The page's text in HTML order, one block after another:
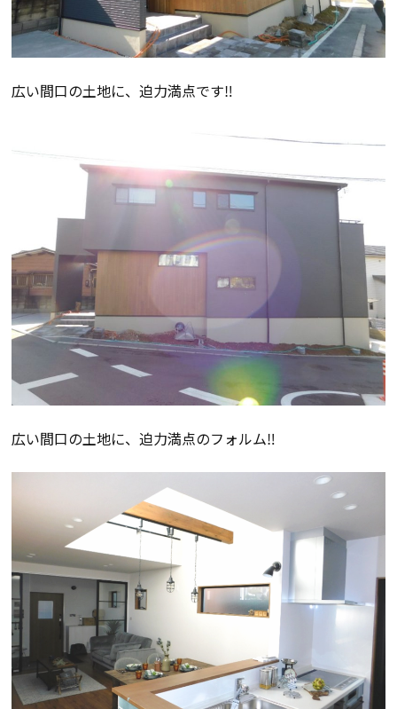
経営理念・
会社案内
スタッフ紹介
KATSUMIの
土地の上手な探し方
家づくりの資金計画
設計・施工品質管理
検査・アフターメンテナンス
家づくりのスケジュール
スタッフブログ ZEH普及目標
プライバシー
ポリシー
ソーシャルメディアポリ
シー
サイトマップ
広い間口の土地に、迫力満点です‼
広い間口の土地に、迫力満点のフォルム‼